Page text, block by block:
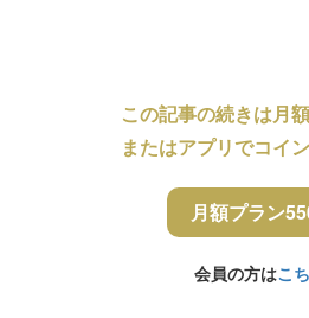
この記事の続きは月
またはアプリでコイ
月額プラン
会員の方はこ